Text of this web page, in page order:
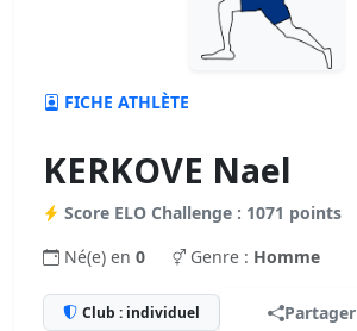
FICHE ATHLÈTE
KERKOVE Nael
Score ELO Challenge : 1071 points
Né(e) en 0 Genre : Homme
Club : individuel Partager